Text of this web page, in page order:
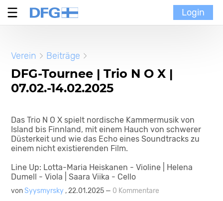
MoinMoi
Finnische Kultur
Portal
Login
Verein Beiträge
DFG-Tournee | Trio N O X |
07.02.-14.02.2025
Das Trio N O X spielt nordische Kammermusik von
Island bis Finnland, mit einem Hauch von schwerer
Düsterkeit und wie das Echo eines Soundtracks zu
einem nicht existierenden Film.
Line Up: Lotta-Maria Heiskanen - Violine | Helena
Dumell - Viola | Saara Viika - Cello
vonSyysmyrsky , 22.01.2025 — 0 Kommentare